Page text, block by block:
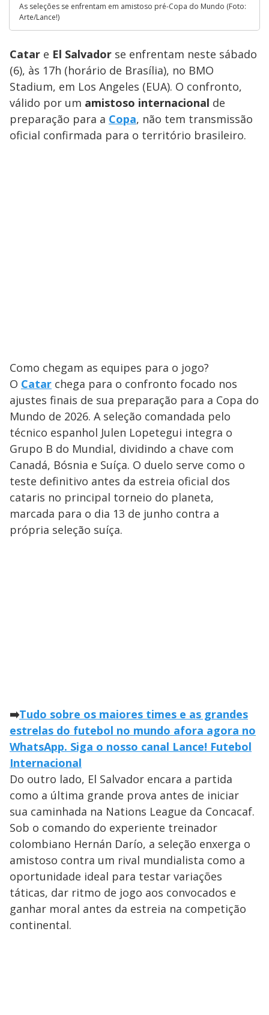
As seleções se enfrentam em amistoso pré-Copa do Mundo (Foto:
Arte/Lance!)
Catar e El Salvador se enfrentam neste sábado
(6), às 17h (horário de Brasília), no BMO
Stadium, em Los Angeles (EUA). O confronto,
válido por um amistoso internacional de
preparação para a Copa, não tem transmissão
oficial confirmada para o território brasileiro.
Como chegam as equipes para o jogo?
O Catar chega para o confronto focado nos
ajustes finais de sua preparação para a Copa do
Mundo de 2026. A seleção comandada pelo
técnico espanhol Julen Lopetegui integra o
Grupo B do Mundial, dividindo a chave com
Canadá, Bósnia e Suíça. O duelo serve como o
teste definitivo antes da estreia oficial dos
cataris no principal torneio do planeta,
marcada para o dia 13 de junho contra a
própria seleção suíça.
➡️Tudo sobre os maiores times e as grandes
estrelas do futebol no mundo afora agora no
WhatsApp. Siga o nosso canal Lance! Futebol
Internacional
Do outro lado, El Salvador encara a partida
como a última grande prova antes de iniciar
sua caminhada na Nations League da Concacaf.
Sob o comando do experiente treinador
colombiano Hernán Darío, a seleção enxerga o
amistoso contra um rival mundialista como a
oportunidade ideal para testar variações
táticas, dar ritmo de jogo aos convocados e
ganhar moral antes da estreia na competição
continental.